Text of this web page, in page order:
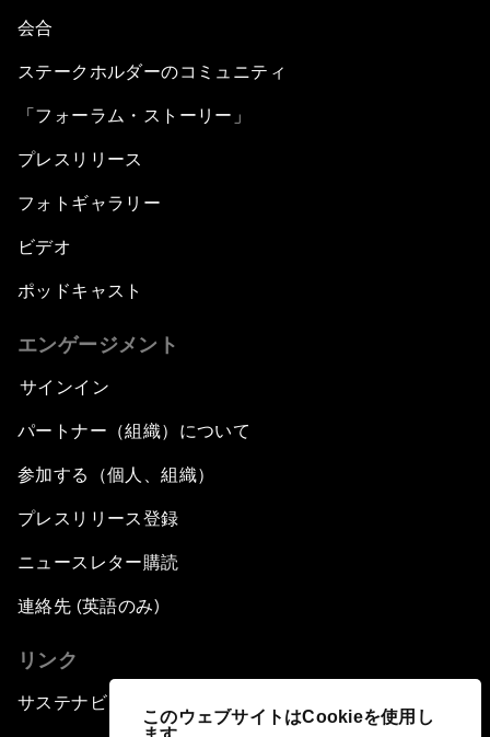
このウェブサイトはCookieを使用し
会合
ステークホルダーのコミュニティ
「フォーラム・ストーリー」
プレスリリース
フォトギャラリー
ビデオ
ポッドキャスト
エンゲージメント
サインイン
パートナー（組織）について
参加する（個人、組織）
プレスリリース登録
ニュースレター購読
連絡先 (英語のみ)
リンク
サステナビリティへの取り組み